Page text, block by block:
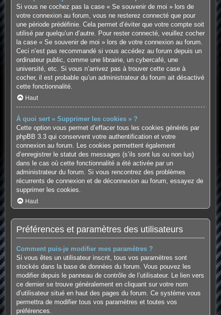
Si vous ne cochez pas la case « Se souvenir de moi » lors de
votre connexion au forum, vous ne resterez connecté que pour
une période prédéfinie. Cela permet d’éviter que votre compte soit
utilisé par quelqu’un d’autre. Pour rester connecté, veuillez cocher
la case « Se souvenir de moi » lors de votre connexion au forum.
Ceci n’est pas recommandé si vous accédez au forum depuis un
ordinateur public, comme une librairie, un cybercafé, une
université, etc. Si vous n’arrivez pas à trouver cette case à
cocher, il est probable qu’un administrateur du forum ait désactivé
cette fonctionnalité.
Haut
À quoi sert « Supprimer les cookies » ?
Cette option vous permet d’effacer tous les cookies générés par
phpBB 3.3 qui conservent votre authentification et votre
connexion au forum. Les cookies permettent également
d’enregistrer le statut des messages (s’ils sont lus ou non lus)
dans le cas où cette fonctionnalité a été activée par un
administrateur du forum. Si vous rencontrez des problèmes
récurrents de connexion et de déconnexion au forum, essayez de
supprimer les cookies.
Haut
Préférences et paramètres des utilisateurs
Comment puis-je modifier mes paramètres ?
Si vous êtes un utilisateur inscrit, tous vos paramètres sont
stockés dans la base de données du forum. Vous pouvez les
modifier depuis le panneau de contrôle de l’utilisateur. Le lien vers
ce dernier se trouve généralement en cliquant sur votre nom
d’utilisateur situé en haut des pages du forum. Ce système vous
permettra de modifier tous vos paramètres et toutes vos
préférences.